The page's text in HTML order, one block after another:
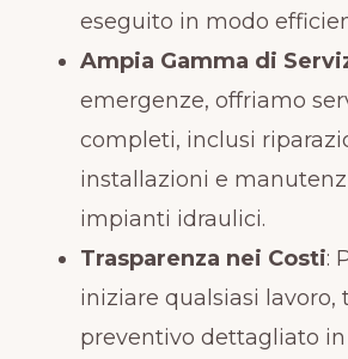
eseguito in modo
Ampia Gamma di
emergenze, offriamo
completi, inclusi
installazioni e
impianti idraulici.
Trasparenza nei Costi:
iniziare qualsiasi lavoro,
preventivo dettagliato